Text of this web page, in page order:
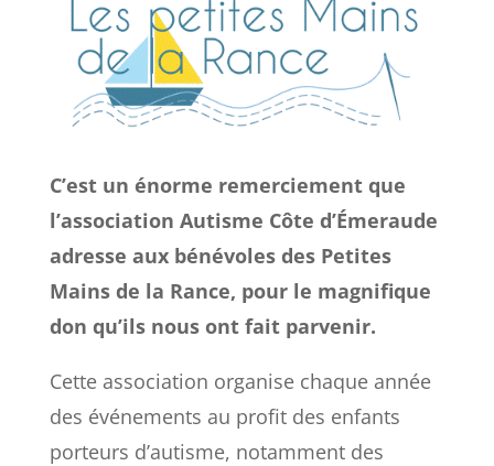
C’est un énorme remerciement que
l’association Autisme Côte d’Émeraude
adresse aux bénévoles des Petites
Mains de la Rance, pour le magnifique
don qu’ils nous ont fait parvenir.
Cette association organise chaque année
des événements au profit des enfants
porteurs d’autisme, notamment des